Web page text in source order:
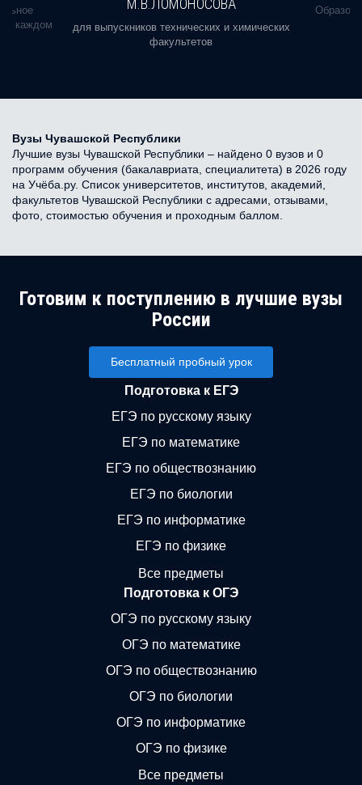
в каждом
М.В.ЛОМОНОСОВА
для выпускников технических и химических
факультетов
Вузы Чувашской Республики
Лучшие вузы Чувашской Республики – найдено 0 вузов и 0
программ обучения (бакалавриата, специалитета) в 2026 году
на Учёба.ру. Список университетов, институтов, академий,
факультетов Чувашской Республики с адресами, отзывами,
фото, стоимостью обучения и проходным баллом.
Готовим к поступлению в лучшие вузы
России
Бесплатный пробный урок
Подготовка к ЕГЭ
ЕГЭ по русскому языку
ЕГЭ по математике
ЕГЭ по обществознанию
ЕГЭ по биологии
ЕГЭ по информатике
ЕГЭ по физике
Все предметы
Подготовка к ОГЭ
ОГЭ по русскому языку
ОГЭ по математике
ОГЭ по обществознанию
ОГЭ по биологии
ОГЭ по информатике
ОГЭ по физике
Все предметы